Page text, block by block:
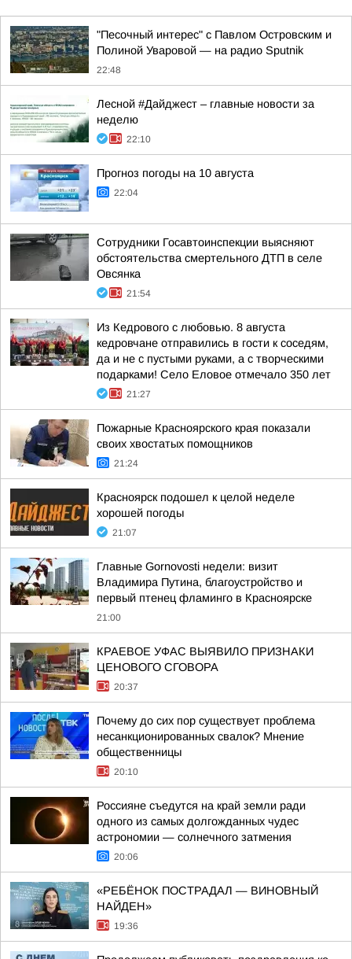
"Песочный интерес" с Павлом Островским и
Полиной Уваровой — на радио Sputnik
22:48
Лесной #Дайджест – главные новости за
неделю
22:10
Прогноз погоды на 10 августа
22:04
Сотрудники Госавтоинспекции выясняют
обстоятельства смертельного ДТП в селе
Овсянка
21:54
Из Кедрового с любовью. 8 августа
кедровчане отправились в гости к соседям,
да и не с пустыми руками, а с творческими
подарками! Село Еловое отмечало 350 лет
21:27
Пожарные Красноярского края показали
своих хвостатых помощников
21:24
Красноярск подошел к целой неделе
хорошей погоды
21:07
Главные Gornovosti недели: визит
Владимира Путина, благоустройство и
первый птенец фламинго в Красноярске
21:00
КРАЕВОЕ УФАС ВЫЯВИЛО ПРИЗНАКИ
ЦЕНОВОГО СГОВОРА
20:37
Почему до сих пор существует проблема
несанкционированных свалок? Мнение
общественницы
20:10
Россияне съедутся на край земли ради
одного из самых долгожданных чудес
астрономии — солнечного затмения
20:06
«РЕБЁНОК ПОСТРАДАЛ — ВИНОВНЫЙ
НАЙДЕН»
19:36